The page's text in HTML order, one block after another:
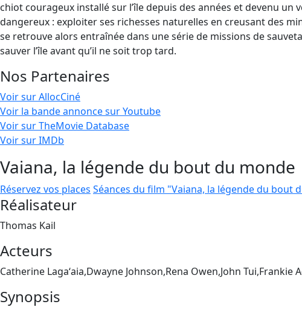
chiot courageux installé sur l’île depuis des années et devenu
dangereux : exploiter ses richesses naturelles en creusant des
se retrouve alors entraînée dans une série de missions de
sauver l’île avant qu’il ne soit trop tard.
Nos Partenaires
Voir sur AllocCiné
Voir la bande annonce sur Youtube
Voir sur TheMovie Database
Voir sur IMDb
Vaiana, la légende du bout du monde
Réservez vos places Séances du film "Vaiana, la légende du bout
Réalisateur
Thomas Kail
Acteurs
Catherine Lagaʻaia,Dwayne Johnson,Rena Owen,John Tui,Frankie
Synopsis